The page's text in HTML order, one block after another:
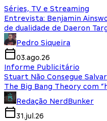
Séries, TV e Streaming
Entrevista: Benjamin
de dualidade de Daeron
Pedro Siqueira
03.ago.26
Informe Publicitário
Stuart Não Consegue
The Big Bang Theory com
Redação NerdBunker
31.jul.26